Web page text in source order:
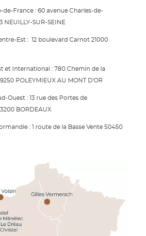
de-France : 60 avenue Charles-de-
NEUILLY-SUR-SEINE
Est : 12 boulevard Carnot 21000
et International : 780 Chemin de la
POLEYMIEUX AU MONT D'OR
Ouest : 13 rue des Portes de
BORDEAUX
: 1 route de la Basse Vente 50450